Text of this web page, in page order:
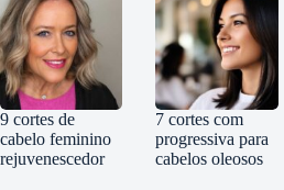
9 cortes de
cabelo feminino
rejuvenescedor
7 cortes com
progressiva para
cabelos oleosos